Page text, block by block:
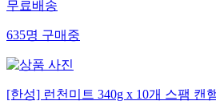
무료배송
635명구매중
[한성] 런천미트 340g x 10개 스팸 캔